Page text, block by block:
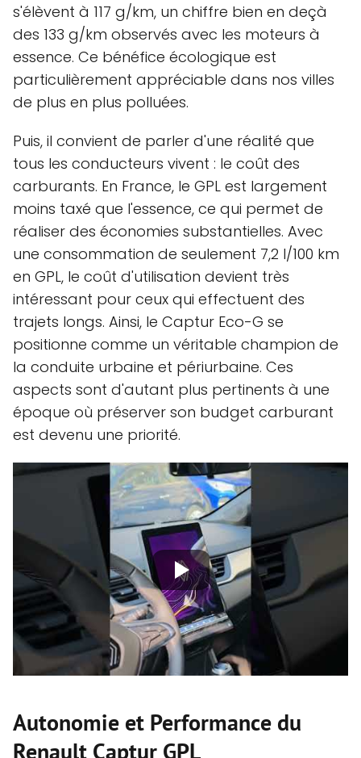
s'élèvent à 117 g/km, un chiffre bien en deçà
des 133 g/km observés avec les moteurs à
essence. Ce bénéfice écologique est
particulièrement appréciable dans nos villes
de plus en plus polluées.
Puis, il convient de parler d'une réalité que
tous les conducteurs vivent : le coût des
carburants. En France, le GPL est largement
moins taxé que l'essence, ce qui permet de
réaliser des économies substantielles. Avec
une consommation de seulement 7,2 l/100 km
en GPL, le coût d'utilisation devient très
intéressant pour ceux qui effectuent des
trajets longs. Ainsi, le Captur Eco-G se
positionne comme un véritable champion de
la conduite urbaine et périurbaine. Ces
aspects sont d'autant plus pertinents à une
époque où préserver son budget carburant
est devenu une priorité.
Autonomie et Performance du
Renault Captur GPL